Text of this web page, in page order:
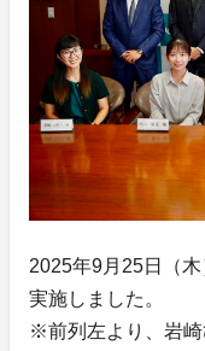
2025年9月25日（
実施しました。
※前列左より、岩